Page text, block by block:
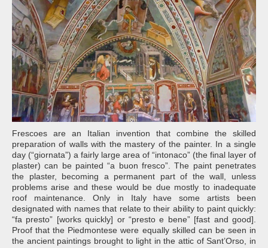
Frescoes are an Italian invention that combine the skilled
preparation of walls with the mastery of the painter. In a single
day (“giornata”) a fairly large area of “intonaco” (the final layer of
plaster) can be painted “a buon fresco”. The paint penetrates
the plaster, becoming a permanent part of the wall, unless
problems arise and these would be due mostly to inadequate
roof maintenance. Only in Italy have some artists been
designated with names that relate to their ability to paint quickly:
“fa presto” [works quickly] or “presto e bene” [fast and good].
Proof that the Piedmontese were equally skilled can be seen in
the ancient paintings brought to light in the attic of Sant’Orso, in